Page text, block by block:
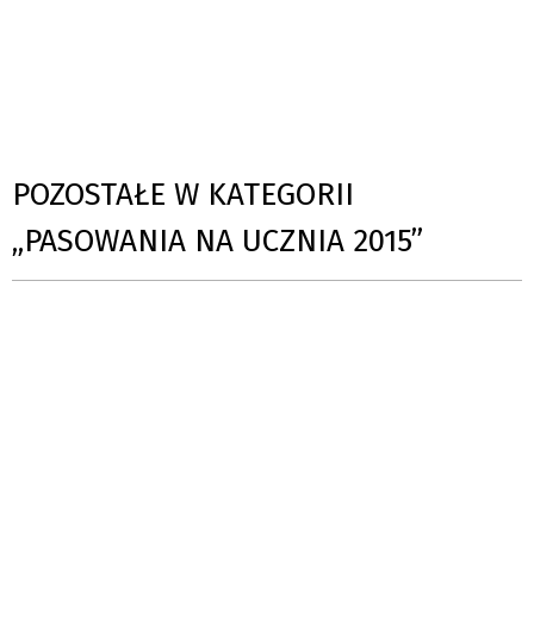
POZOSTAŁE W KATEGORII
„PASOWANIA NA UCZNIA 2015”